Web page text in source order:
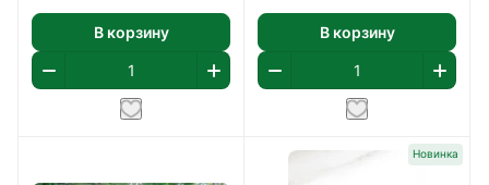
В корзину В корзину
Новинка